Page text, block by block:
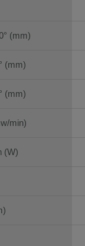
(mm)
(mm)
(mm)
min)
(W)